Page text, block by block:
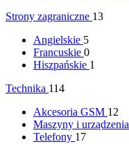
Strony zagraniczne 13
Angielskie 5
Francuskie 0
Hiszpańskie 1
Technika 114
Akcesoria GSM 12
Maszyny i urządzenia
Telefony 17